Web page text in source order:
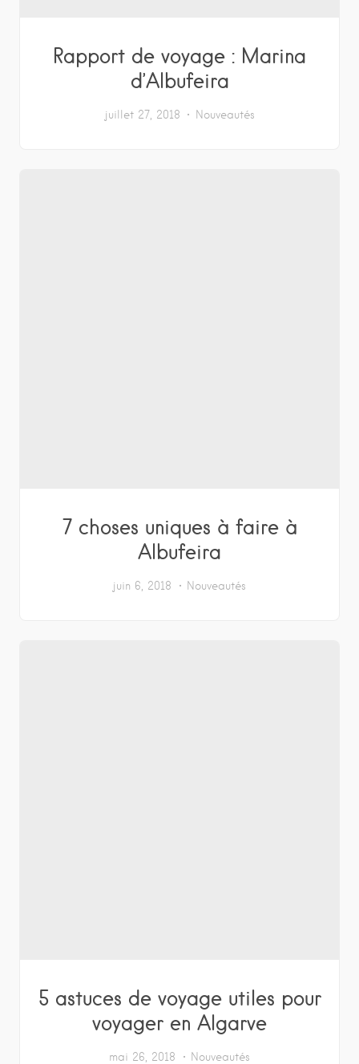
Rapport de voyage : Marina
d’Albufeira
juillet 27, 2018 Nouveautés
7 choses uniques à faire à
Albufeira
juin 6, 2018 Nouveautés
5 astuces de voyage utiles pour
voyager en Algarve
mai 26, 2018 Nouveautés